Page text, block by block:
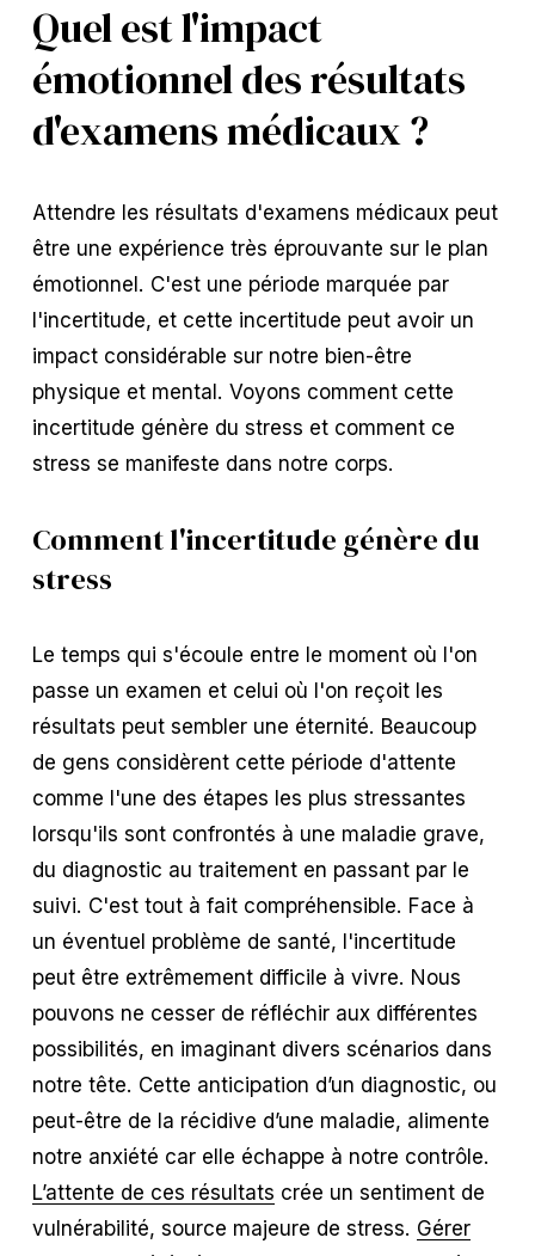
Quel est l'impact
émotionnel des résultats
d'examens médicaux ?
Attendre les résultats d'examens médicaux peut
être une expérience très éprouvante sur le plan
émotionnel. C'est une période marquée par
l'incertitude, et cette incertitude peut avoir un
impact considérable sur notre bien-être
physique et mental. Voyons comment cette
incertitude génère du stress et comment ce
stress se manifeste dans notre corps.
Comment l'incertitude génère du
stress
Le temps qui s'écoule entre le moment où l'on
passe un examen et celui où l'on reçoit les
résultats peut sembler une éternité. Beaucoup
de gens considèrent cette période d'attente
comme l'une des étapes les plus stressantes
lorsqu'ils sont confrontés à une maladie grave,
du diagnostic au traitement en passant par le
suivi. C'est tout à fait compréhensible. Face à
un éventuel problème de santé, l'incertitude
peut être extrêmement difficile à vivre. Nous
pouvons ne cesser de réfléchir aux différentes
possibilités, en imaginant divers scénarios dans
notre tête. Cette anticipation d’un diagnostic, ou
peut-être de la récidive d’une maladie, alimente
notre anxiété car elle échappe à notre contrôle.
L’attente de ces résultats crée un sentiment de
vulnérabilité, source majeure de stress. Gérer